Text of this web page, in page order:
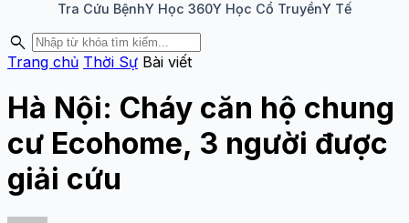
Tra Cứu BệnhY Học 360Y Học Cổ TruyềnY Tế
search
Trang chủ Thời Sự Bài viết
Hà Nội: Cháy căn hộ chung
cư Ecohome, 3 người được
giải cứu